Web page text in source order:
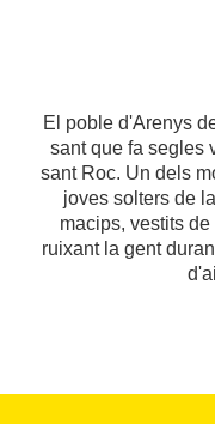
El poble d'Arenys
sant que fa segles
sant Roc. Un dels
joves solters de
macips, vestits
ruixant la gent